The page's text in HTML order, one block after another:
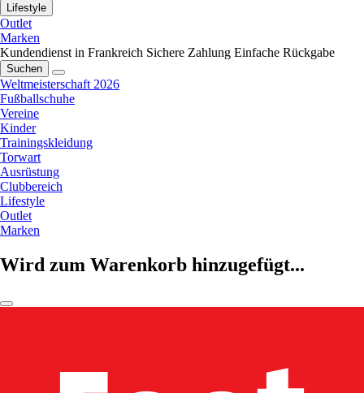
Lifestyle
Outlet
Marken
Kundendienst in Frankreich Sichere Zahlung Einfache Rückgabe
Suchen
Weltmeisterschaft 2026
Fußballschuhe
Vereine
Kinder
Trainingskleidung
Torwart
Ausrüstung
Clubbereich
Lifestyle
Outlet
Marken
Wird zum Warenkorb hinzugefügt...